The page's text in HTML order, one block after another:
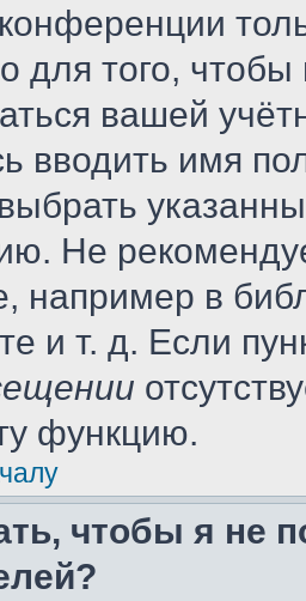
для того, чтобы
вашей
вводить имя
Не
например в
и т. д. Если
функцию.
чтобы я не